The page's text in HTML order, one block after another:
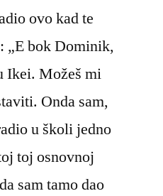
ovo kad te
„E bok Dominik,
Ikei. Možeš mi
Onda sam,
u školi jedno
toj osnovnoj
sam tamo dao